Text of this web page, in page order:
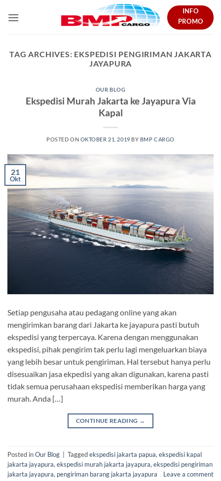
INFO
PROMO
TAG ARCHIVES: EKSPEDISI PENGIRIMAN JAKARTA
JAYAPURA
OUR BLOG
Ekspedisi Murah Jakarta ke Jayapura Via
Kapal
POSTED ON OKTOBER 21, 2019 BY BMP CARGO
21
Okt
Setiap pengusaha atau pedagang online yang akan
mengirimkan barang dari Jakarta ke jayapura pasti butuh
ekspedisi yang terpercaya. Karena dengan menggunakan
ekspedisi, pihak pengirim tak perlu lagi mengeluarkan biaya
yang lebih besar untuk pengiriman. Hal tersebut hanya perlu
disesuaikan jasa ekpedisi yang akan digunakan, karena pasti
tidak semua perusahaan ekspedisi memberikan harga yang
murah. Anda […]
CONTINUE READING →
Posted inOur Blog Taggedekspedisi jakarta papua,ekspedisi kapal
jakarta jayapura,ekspedisi murah jakarta jayapura,ekspedisi pengiriman
jakarta jayapura, pengiriman barang jakarta jayapura Leave a comment